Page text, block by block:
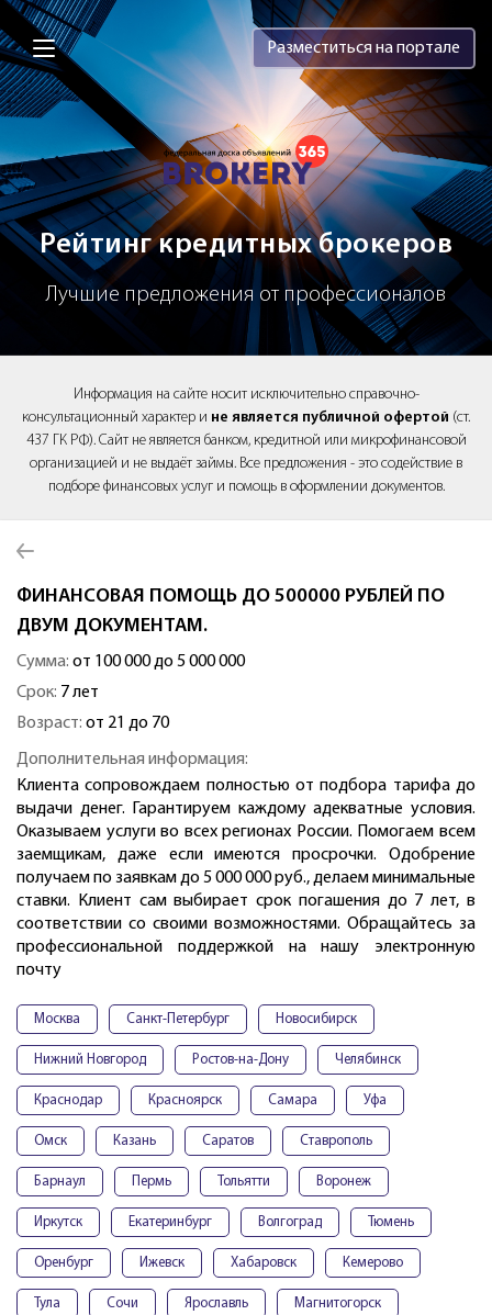
Brokery365 - Рейтинг кредитных
Разместиться на портале
Рейтинг кредитных брокеров
Лучшие предложения от профессионалов
Информация на сайте носит исключительно справочно-
консультационный характер и не является публичной офертой (ст.
437 ГК РФ). Сайт не является банком, кредитной или микрофинансовой
организацией и не выдаёт займы. Все предложения - это содействие в
подборе финансовых услуг и помощь в оформлении документов.
ФИНАНСОВАЯ ПОМОЩЬ ДО 500000 РУБЛЕЙ ПО
ДВУМ ДОКУМЕНТАМ.
Сумма: от 100 000 до 5 000 000
Срок: 7 лет
Возраст: от 21 до 70
Дополнительная информация:
Клиента сопровождаем полностью от подбора тарифа до
выдачи денег. Гарантируем каждому адекватные условия.
Оказываем услуги во всех регионах России. Помогаем всем
заемщикам, даже если имеются просрочки. Одобрение
получаем по заявкам до 5 000 000 руб., делаем минимальные
ставки. Клиент сам выбирает срок погашения до 7 лет, в
соответствии со своими возможностями. Обращайтесь за
профессиональной поддержкой на нашу электронную
почту
Москва Санкт-Петербург Новосибирск
Нижний Новгород Ростов-на-Дону Челябинск
Краснодар Красноярск Самара Уфа
Омск Казань Саратов Ставрополь
Барнаул Пермь Тольятти Воронеж
Иркутск Екатеринбург Волгоград Тюмень
Оренбург Ижевск Хабаровск Кемерово
Тула Сочи Ярославль Магнитогорск